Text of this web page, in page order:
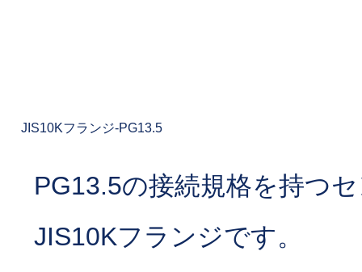
JIS10Kフランジ-PG13.5
PG13.5の接続規格を持つ
JIS10Kフランジです。